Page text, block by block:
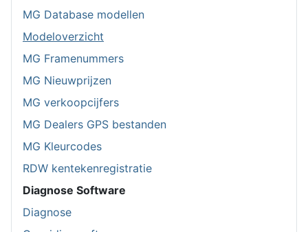
MG Database modellen
Modeloverzicht
MG Framenummers
MG Nieuwprijzen
MG verkoopcijfers
MG Dealers GPS bestanden
MG Kleurcodes
RDW kentekenregistratie
Diagnose Software
Diagnose